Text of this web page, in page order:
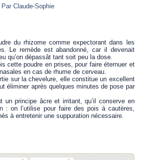
Par Claude-Sophie
du rhizome comme expectorant dans les
Le remède est abandonné, car il devenait
qu’on dépassât tant soit peu la dose.
cette poudre en prises, pour faire éternuer et
en cas de rhume de cerveau.
sur la chevelure, elle constitue un excellent
éliminer après quelques minutes de pose par
un principe âcre et irritant, qu’il conserve en
: on l’utilise pour faire des pois à cautères,
à entretenir une suppuration nécessaire.